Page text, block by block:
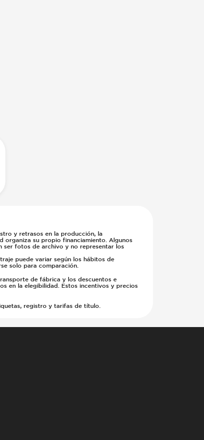
y retrasos en la producción, la
organiza su propio financiamiento. Algunos
ser fotos de archivo y no representar los
puede variar según los hábitos de
solo para comparación.
de fábrica y los descuentos e
en la elegibilidad. Estos incentivos y precios
registro y tarifas de título.